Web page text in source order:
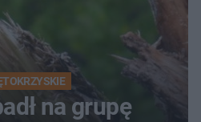
na grupę